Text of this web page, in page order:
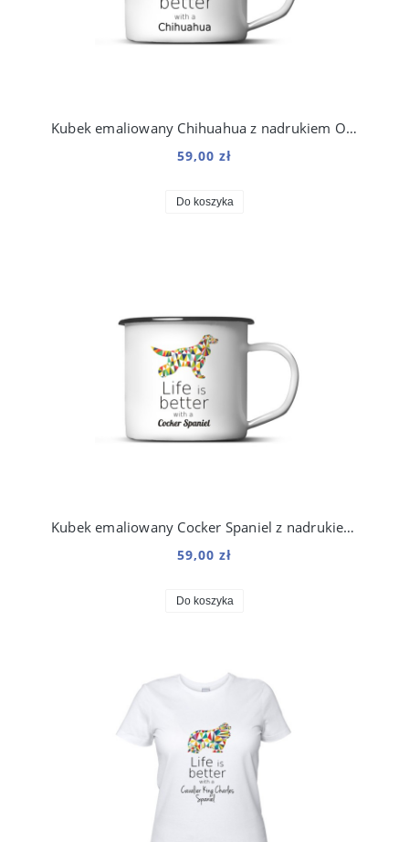
Kubek emaliowany Chihuahua z nadrukiem Origami Biały
59,00 zł
Do koszyka
Kubek emaliowany Cocker Spaniel z nadrukiem Origami Biały
59,00 zł
Do koszyka